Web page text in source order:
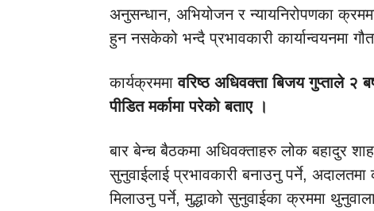
अनुसन्धान, अभियोजन र न्यायनिरोपणका
हुन नसकेको भन्दै प्रभावकारी कार्यान्वयनमा
कार्यक्रममा वरिष्ठ अधिवक्ता बिजय गुप्ताले २
पीडित मर्कामा परेको बताए ।
बार बेन्च बैठकमा अधिवक्ताहरु लोक बहादुर
सुनुवाईलाई प्रभावकारी बनाउनु पर्ने,
मिलाउनु पर्ने, मुद्धाको सुनुवाईका क्रममा